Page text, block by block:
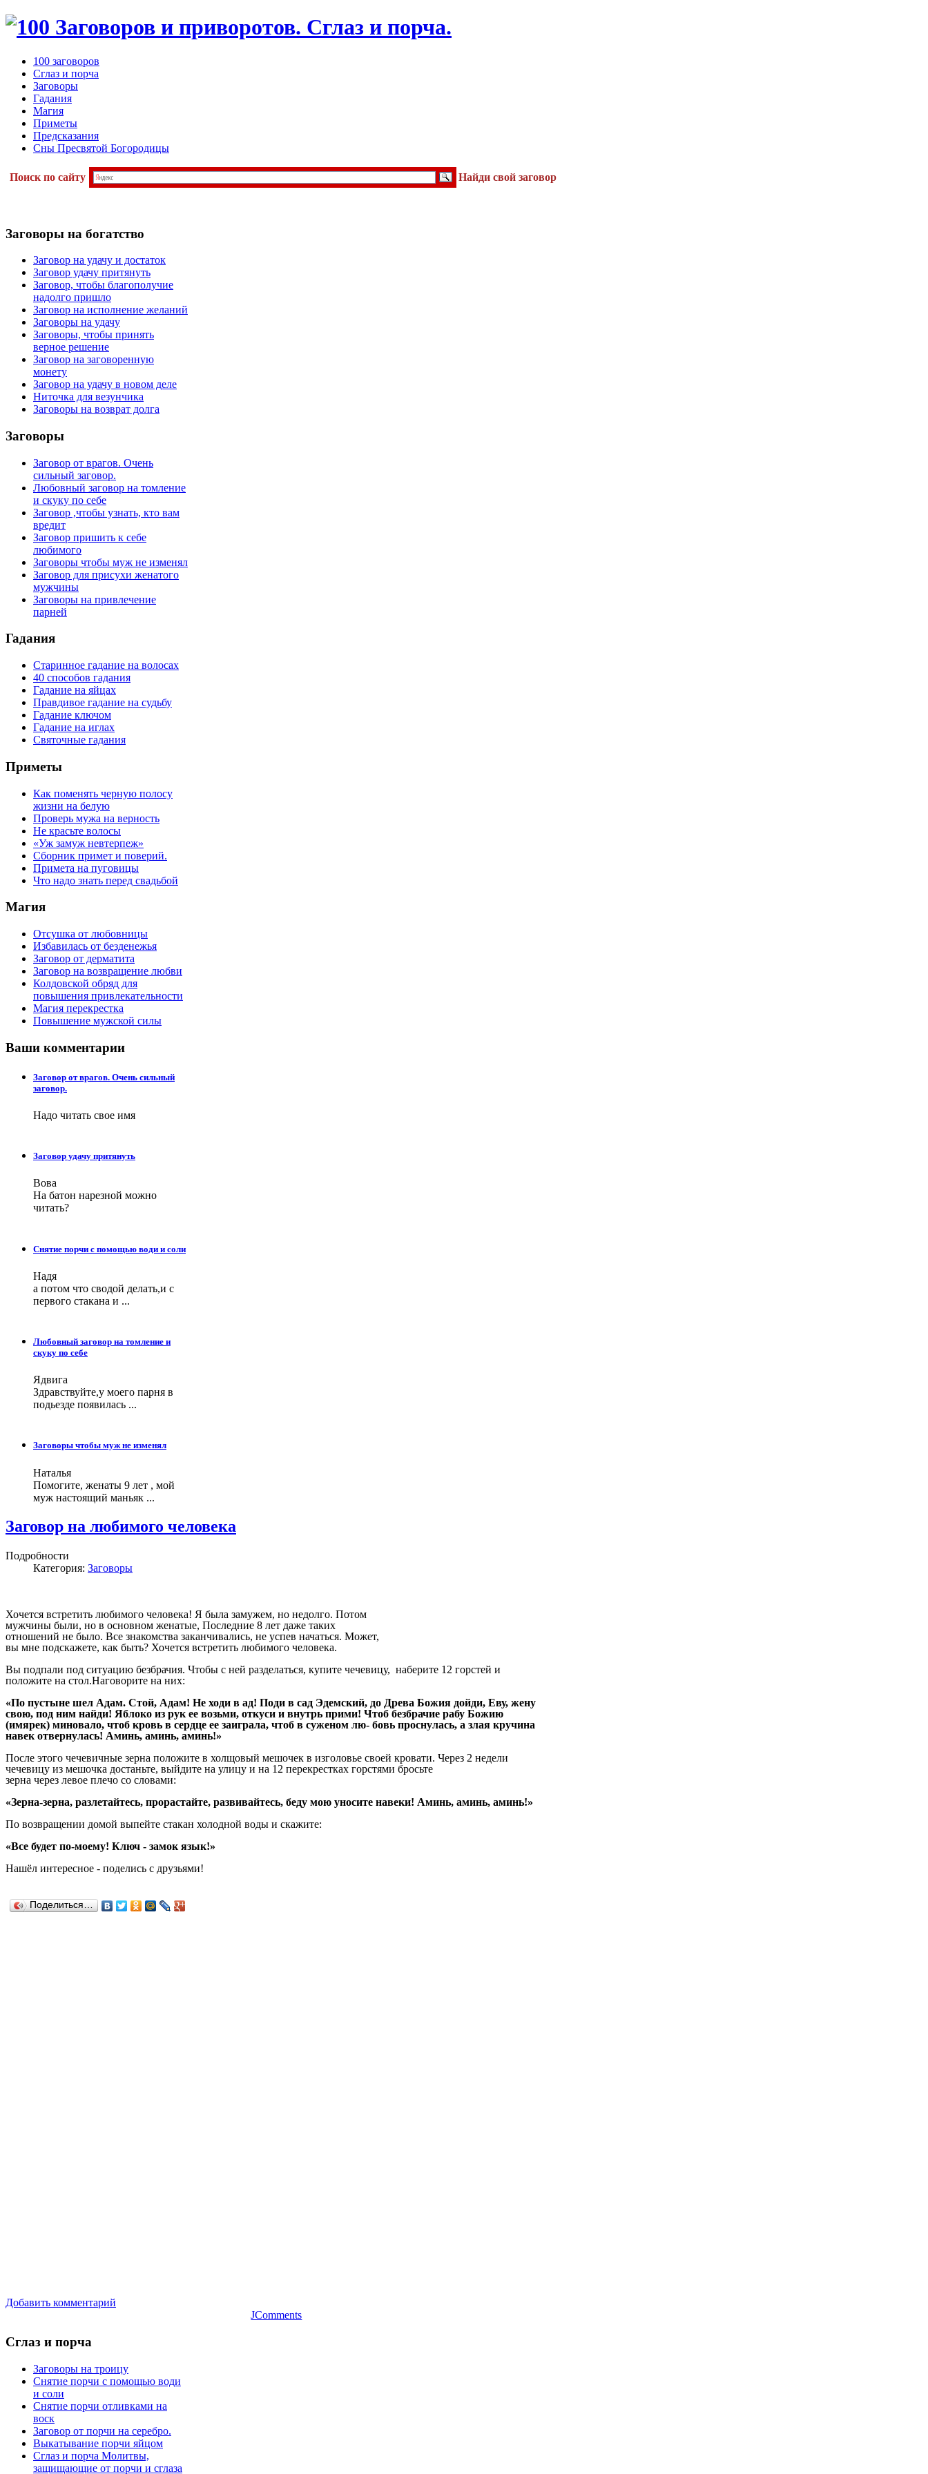
100 заговоров
Сглаз и порча
Заговоры
Гадания
Магия
Приметы
Предсказания
Сны Пресвятой Богородицы
Поиск по сайту Найди свой заговор
Заговоры на богатство
Заговор на удачу и достаток
Заговор удачу притянуть
Заговор, чтобы благополучие
надолго пришло
Заговор на исполнение желаний
Заговоры на удачу
Заговоры, чтобы принять
верное решение
Заговор на заговоренную
монету
Заговор на удачу в новом деле
Ниточка для везунчика
Заговоры на возврат долга
Заговоры
Заговор от врагов. Очень
сильный заговор.
Любовный заговор на томление
и скуку по себе
Заговор ,чтобы узнать, кто вам
вредит
Заговор пришить к себе
любимого
Заговоры чтобы муж не изменял
Заговор для присухи женатого
мужчины
Заговоры на привлечение
парней
Гадания
Старинное гадание на волосах
40 способов гадания
Гадание на яйцах
Правдивое гадание на судьбу
Гадание ключом
Гадание на иглах
Святочные гадания
Приметы
Как поменять черную полосу
жизни на белую
Проверь мужа на верность
Не красьте волосы
«Уж замуж невтерпеж»
Сборник примет и поверий.
Примета на пуговицы
Что надо знать перед свадьбой
Магия
Отсушка от любовницы
Избавилась от безденежья
Заговор от дерматита
Заговор на возвращение любви
Колдовской обряд для
повышения привлекательности
Магия перекрестка
Повышение мужской силы
Ваши комментарии
Заговор от врагов. Очень сильный
заговор.
Надо читать свое имя
Заговор удачу притянуть
Вова
На батон нарезной можно
читать?
Снятие порчи с помощью води и соли
Надя
а потом что сводой делать,и с
первого стакана и ...
Любовный заговор на томление и
скуку по себе
Ядвига
Здравствуйте,у моего парня в
подьезде появилась ...
Заговоры чтобы муж не изменял
Наталья
Помогите, женаты 9 лет , мой
муж настоящий маньяк ...
Заговор на любимого человека
Подробности
Категория: Заговоры
Хочется встретить любимого человека! Я была замужем, но недолго. Потом
мужчины были, но в основном женатые, Последние 8 лет даже таких
отношений не было. Все знакомства заканчивались, не успев начаться. Может,
вы мне подскажете, как быть? Хочется встретить любимого человека.
Вы подпали под ситуацию безбрачия. Чтобы с ней разделаться, купите чечевицу, наберите 12 горстей и
положите на стол.Наговорите на них:
«По пустыне шел Адам. Стой, Адам! Не ходи в ад! Поди в сад Эдемский, до Древа Божия дойди, Еву, жену
свою, под ним найди! Яблоко из рук ее возьми, откуси и внутрь прими! Чтоб безбрачие рабу Божию
(имярек) миновало, чтоб кровь в сердце ее заиграла, чтоб в суженом лю- бовь проснулась, а злая кручина
навек отвернулась! Аминь, аминь, аминь!»
После этого чечевичные зерна положите в холщовый мешочек в изголовье своей кровати. Через 2 недели
чечевицу из мешочка достаньте, выйдите на улицу и на 12 перекрестках горстями бросьте
зерна через левое плечо со словами:
«Зерна-зерна, разлетайтесь, прорастайте, развивайтесь, беду мою уносите навеки! Аминь, аминь, аминь!»
По возвращении домой выпейте стакан холодной воды и скажите:
«Все будет по-моему! Ключ - замок язык!»
Нашёл интересное - поделись с друзьями!
Поделиться…
Добавить комментарий
JComments
Сглаз и порча
Заговоры на троицу
Снятие порчи с помощью води
и соли
Снятие порчи отливками на
воск
Заговор от порчи на серебро.
Выкатывание порчи яйцом
Сглаз и порча Молитвы,
защищающие от порчи и сглаза